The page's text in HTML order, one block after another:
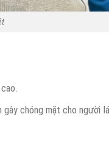
chóng mặt cho người